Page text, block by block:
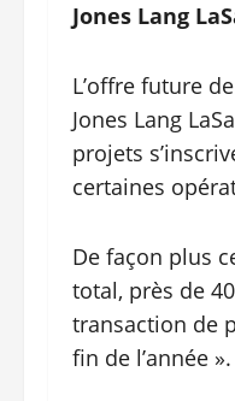
Jones Lang
L’offre future
Jones Lang
projets
certaines
De façon plus
total, près de
transaction de
fin de l’année ».